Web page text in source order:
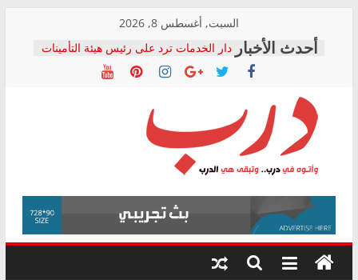
content
السبت, أغسطس 8, 2026
دار الخدمات ترد على رئيس هيئة التأمينات
بعد مؤتمره الصحفي: إنكار الأزمة لا ينهي
معاناة أصحاب المعاشات.. ونطالب بكشف
فرحات سليمان يكتب: القطاع الصحي إلى
أين؟
حزب التحالف الشعبي يطلق لجنة “الحق
في الصحة” بالإسكندرية لرصد الانتهاكات
ودعم المرضى
الوزاري لمدينة الصحفيين.. وانتهاء أعمال
إنشاء المبنى الإداري
المجلس القومي لحقوق الإنسان يعلن
متابعة قضية الدكتور محمد زهران.. ويؤكد:
قرينة البراءة وضمانات المحاكمة العادلة
درب
وأتوه
درب..
وتبقى
هي